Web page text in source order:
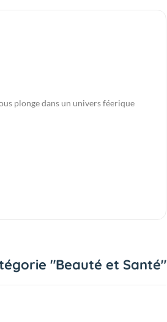
plonge dans un univers féerique
"Beauté et Santé"